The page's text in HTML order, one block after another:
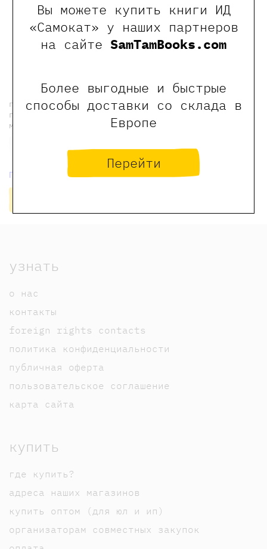
Вы можете купить книги ИД
«Самокат» у наших партнеров
на сайте SamTamBooks.com
Более выгодные и быстрые
способы доставки со склада в
Европе
Перейти
← Предыдущая новость
подпишитесь на рассылку, чтобы еженедельно
получать индивидуальные скидки на наши книги и
мероприятия
Политика конфиденциальности
узнать
о нас
контакты
foreign rights contacts
политика конфиденциальности
публичная оферта
пользовательское соглашение
карта сайта
купить
где купить?
адреса наших магазинов
купить оптом (для юл и ип)
организаторам совместных закупок